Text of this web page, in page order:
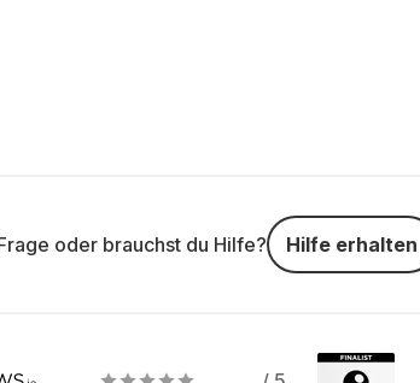
oder brauchst du Hilfe? Hilfe erhalten